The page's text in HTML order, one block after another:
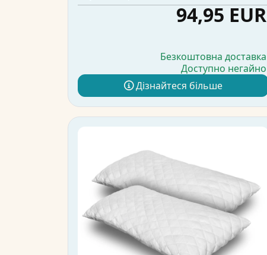
94,95 EUR
Безкоштовна доставка
Доступно негайно
Дізнайтеся більше